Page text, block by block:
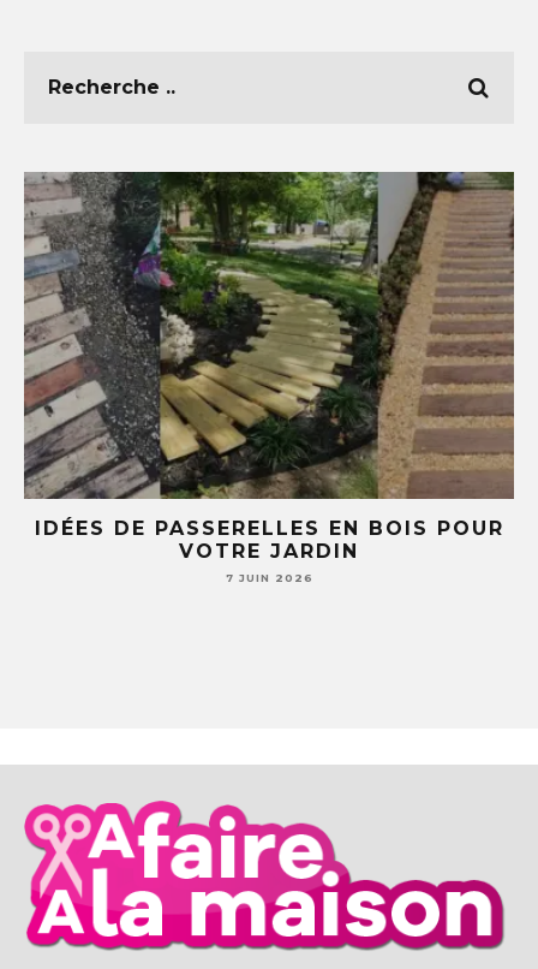
BOIS POUR
5 IDÉES DIY AVEC DES
SOUCOUPES (TU NE
JAMAIS TA VAISSELLE